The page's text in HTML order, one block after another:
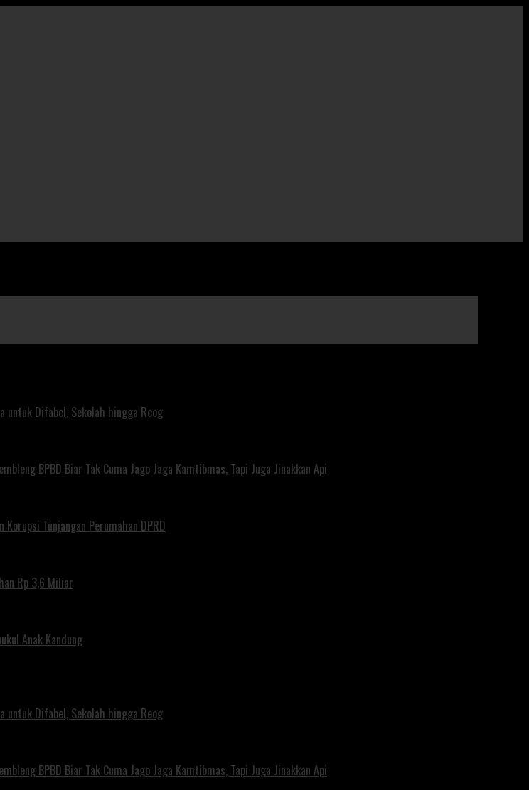
untuk Difabel, Sekolah hingga Reog
BPBD Biar Tak Cuma Jago Jaga Kamtibmas, Tapi Juga Jinakkan Api
Tunjangan Perumahan DPRD
Rp 3,6 Miliar
Anak Kandung
untuk Difabel, Sekolah hingga Reog
BPBD Biar Tak Cuma Jago Jaga Kamtibmas, Tapi Juga Jinakkan Api